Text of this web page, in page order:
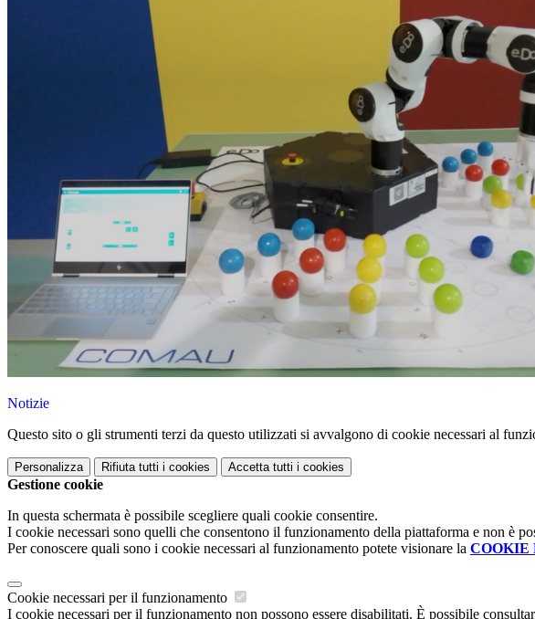
Notizie
Questo sito o gli strumenti terzi da questo utilizzati si avvalgono di cookie necessari al
Personalizza Rifiuta tutti i cookies Accetta tutti i cookies
Gestione cookie
In questa schermata è possibile scegliere quali cookie consentire.
I cookie necessari sono quelli che consentono il funzionamento della piattaforma e non è
Per conoscere quali sono i cookie necessari al funzionamento potete visionare la COOKIE
Cookie necessari per il funzionamento
I cookie necessari per il funzionamento non possono essere disabilitati. È possibile